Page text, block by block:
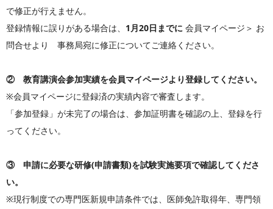
で修正が行えません。
登録情報に誤りがある場合は、 1月20日までに 会員マイページ＞ お
問合せより 事務局宛に修正についてご連絡ください。
② 教育講演会参加実績を会員マイページより登録してください。
※会員マイページに登録済の実績内容で審査します。
「参加登録」が未完了の場合は、参加証明書を確認の上、登録を行
ってください。
③ 申請に必要な研修(申請書類)を試験実施要項で確認してくださ
い。
※現行制度での専門医新規申請条件では、医師免許取得年、専門領